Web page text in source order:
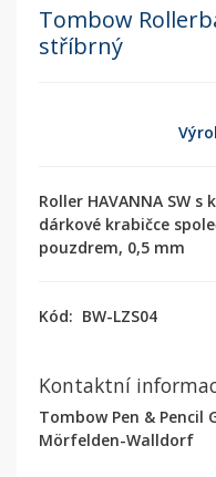
Tombow
stříbrný
Roller HAVANNA SW
dárkové krabičce
pouzdrem, 0,5 mm
Kód: BW-LZS04
Kontaktní
Tombow Pen & Pencil
Mörfelden-Walldorf